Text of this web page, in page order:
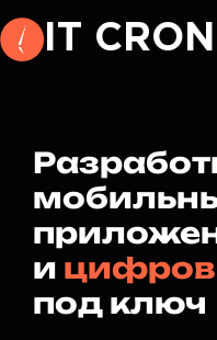
IT CRON
и
под ключ